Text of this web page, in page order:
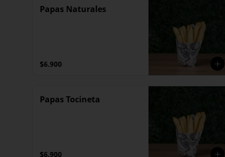
Papas Naturales
$6.900
Papas Tocineta
$6.900